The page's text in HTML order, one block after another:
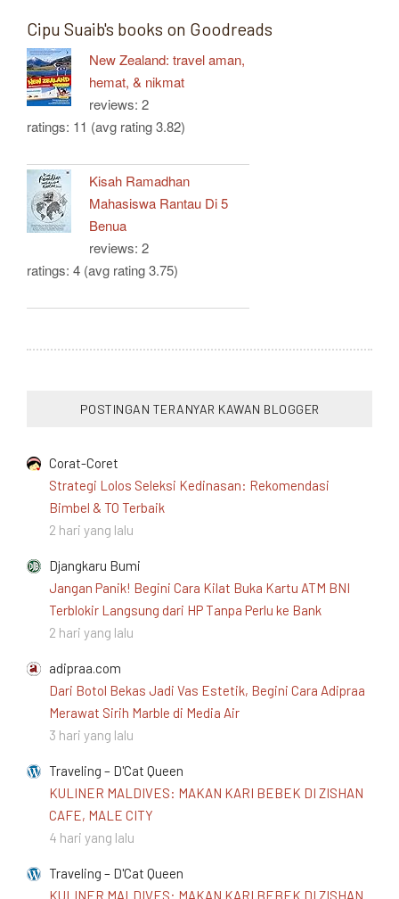
Cipu Suaib's books on Goodreads
New Zealand: travel aman,
hemat, & nikmat
reviews: 2
ratings: 11 (avg rating 3.82)
Kisah Ramadhan
Mahasiswa Rantau Di 5
Benua
reviews: 2
ratings: 4 (avg rating 3.75)
POSTINGAN TERANYAR KAWAN BLOGGER
Corat-Coret
Strategi Lolos Seleksi Kedinasan: Rekomendasi
Bimbel & TO Terbaik
2 hari yang lalu
Djangkaru Bumi
Jangan Panik! Begini Cara Kilat Buka Kartu ATM BNI
Terblokir Langsung dari HP Tanpa Perlu ke Bank
2 hari yang lalu
adipraa.com
Dari Botol Bekas Jadi Vas Estetik, Begini Cara Adipraa
Merawat Sirih Marble di Media Air
3 hari yang lalu
Traveling – D'Cat Queen
KULINER MALDIVES: MAKAN KARI BEBEK DI ZISHAN
CAFE, MALE CITY
4 hari yang lalu
Traveling – D'Cat Queen